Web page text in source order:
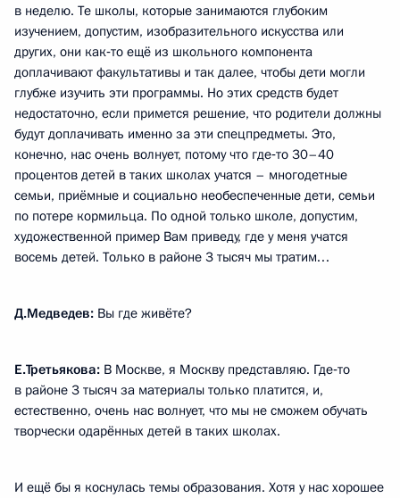
в неделю. Те школы, которые занимаются глубоким
изучением, допустим, изобразительного искусства или
других, они как‑то ещё из школьного компонента
доплачивают факультативы и так далее, чтобы дети могли
глубже изучить эти программы. Но этих средств будет
недостаточно, если примется решение, что родители должны
будут доплачивать именно за эти спецпредметы. Это,
конечно, нас очень волнует, потому что где‑то 30–40
процентов детей в таких школах учатся – многодетные
семьи, приёмные и социально необеспеченные дети, семьи
по потере кормильца. По одной только школе, допустим,
художественной пример Вам приведу, где у меня учатся
восемь детей. Только в районе 3 тысяч мы тратим…
Д.Медведев: Вы где живёте?
Е.Третьякова: В Москве, я Москву представляю. Где‑то
в районе 3 тысяч за материалы только платится, и,
естественно, очень нас волнует, что мы не сможем обучать
творчески одарённых детей в таких школах.
И ещё бы я коснулась темы образования. Хотя у нас хорошее